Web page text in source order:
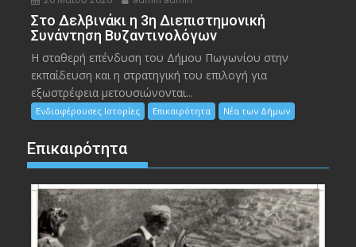
Στο Δελβινάκι η 3η Διεπιστημονική
Συνάντηση Βυζαντινολόγων
Η σταθερή επένδυση του Δήμου Πωγωνίου στην
εκπαίδευση και η στρατηγική του επιλογή για
εξωστρέφεια μετουσιώνονται...
Ενδιαφέρουσες Ιστορίες Επικαιρότητα Νέα των Δήμων
Επικαιρότητα